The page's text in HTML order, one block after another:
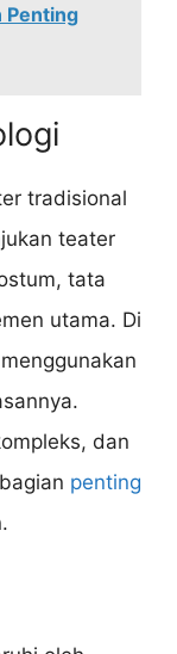
Penting
tradisional
teater
tata
utama. Di
dan
penting